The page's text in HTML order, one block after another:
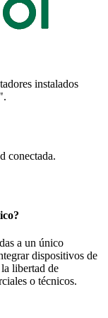
instalados
conectada.
a un único
dispositivos de
libertad de
o técnicos.